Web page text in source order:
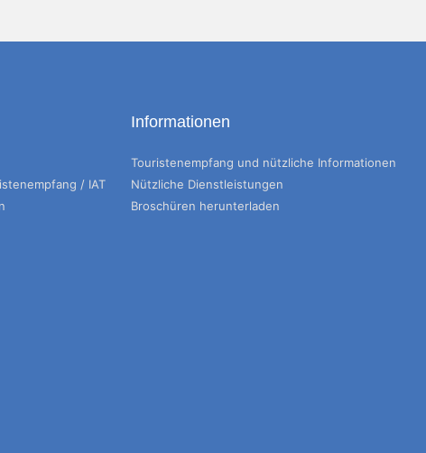
/ IAT
Informationen
Touristenempfang und nützliche Informationen
Nützliche Dienstleistungen
Broschüren herunterladen